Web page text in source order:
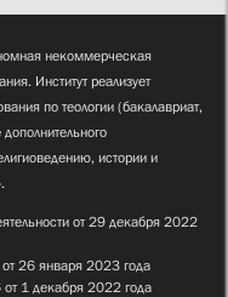
некоммерческая
Институт реализует
по теологии (бакалавриат,
истории и
от 29 декабря 2022
от 26 января 2023 года
1 декабря 2022 года